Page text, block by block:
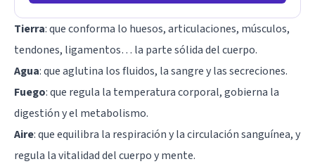
Tierra: que conforma lo huesos, articulaciones, músculos,
tendones, ligamentos… la parte sólida del cuerpo.
Agua: que aglutina los fluidos, la sangre y las secreciones.
Fuego: que regula la temperatura corporal, gobierna la
digestión y el metabolismo.
Aire: que equilibra la respiración y la circulación sanguínea, y
regula la vitalidad del cuerpo y mente.